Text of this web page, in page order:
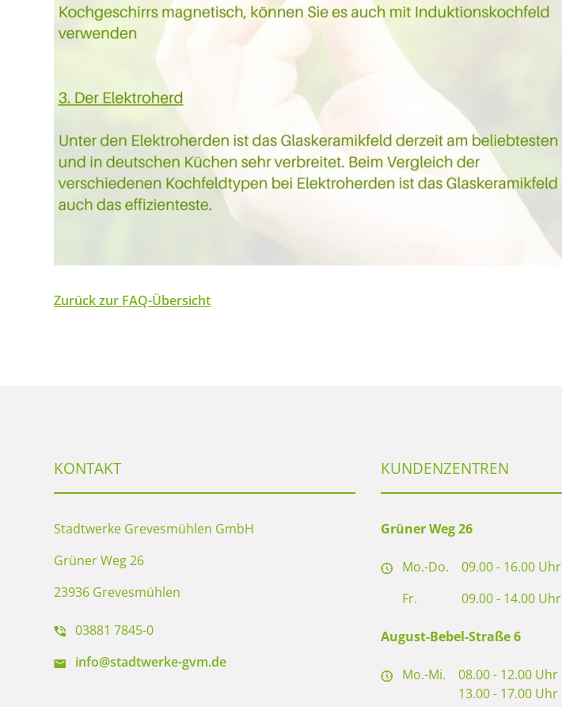
Zurück zur FAQ-Übersicht
KONTAKT
Stadtwerke Grevesmühlen GmbH
Grüner Weg 26
23936 Grevesmühlen
03881 7845-0
info@stadtwerke-gvm.de
KUNDENZENTREN
Grüner Weg 26
Mo.-Do. 09.00 - 16.00 Uhr
Fr.
09.00 - 14.00 Uhr
August-Bebel-Straße 6
Mo.-Mi. 08.00 - 12.00 Uhr
13.00 - 17.00 Uhr